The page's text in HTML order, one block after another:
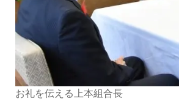
お礼を伝える上本組合長